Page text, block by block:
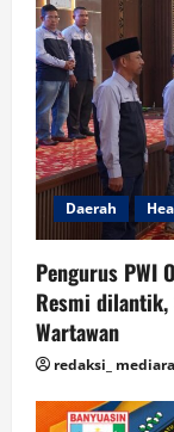
Daerah
Pengurus PWI
Resmi
Wartawan
redaksi_